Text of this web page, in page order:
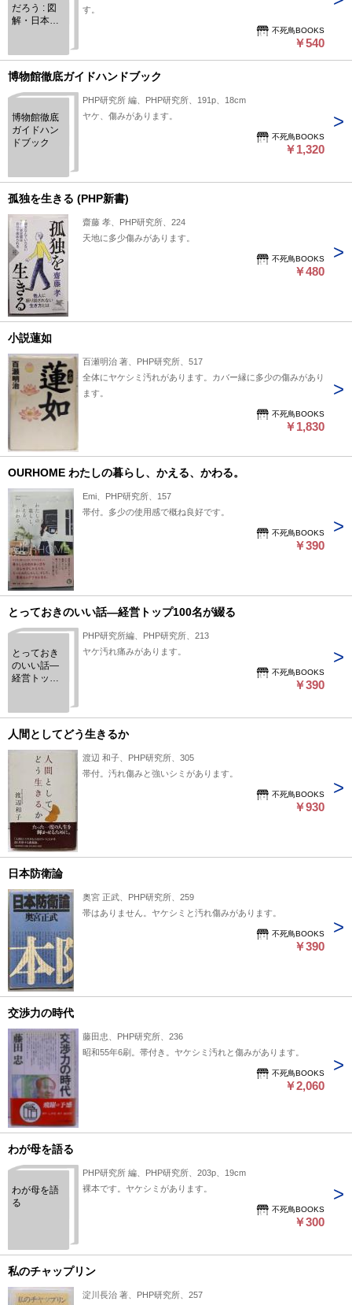
だろう : 図
解・日本の
す。
不死鳥BOOKS
￥540
博物館徹底ガイドハンドブック
博物館徹底
ガイドハン
ドブック
PHP研究所 編、PHP研究所、191p、18cm
ヤケ、傷みがあります。
不死鳥BOOKS
￥1,320
孤独を生きる (PHP新書)
齋藤 孝、PHP研究所、224
天地に多少傷みがあります。
不死鳥BOOKS
￥480
小説蓮如
百瀬明治 著、PHP研究所、517
全体にヤケシミ汚れがあります。カバー縁に多少の傷みがあり
ます。
不死鳥BOOKS
￥1,830
OURHOME わたしの暮らし、かえる、かわる。
Emi、PHP研究所、157
帯付。多少の使用感で概ね良好です。
不死鳥BOOKS
￥390
とっておきのいい話―経営トップ100名が綴る
とっておき
のいい話―
経営トップ
PHP研究所編、PHP研究所、213
ヤケ汚れ痛みがあります。
不死鳥BOOKS
￥390
人間としてどう生きるか
渡辺 和子、PHP研究所、305
帯付。汚れ傷みと強いシミがあります。
不死鳥BOOKS
￥930
日本防衛論
奥宮 正武、PHP研究所、259
帯はありません。ヤケシミと汚れ傷みがあります。
不死鳥BOOKS
￥390
交渉力の時代
藤田忠、PHP研究所、236
昭和55年6刷。帯付き。ヤケシミ汚れと傷みがあります。
不死鳥BOOKS
￥2,060
わが母を語る
わが母を語
る
PHP研究所 編、PHP研究所、203p、19cm
裸本です。ヤケシミがあります。
不死鳥BOOKS
￥300
私のチャップリン
淀川長治 著、PHP研究所、257